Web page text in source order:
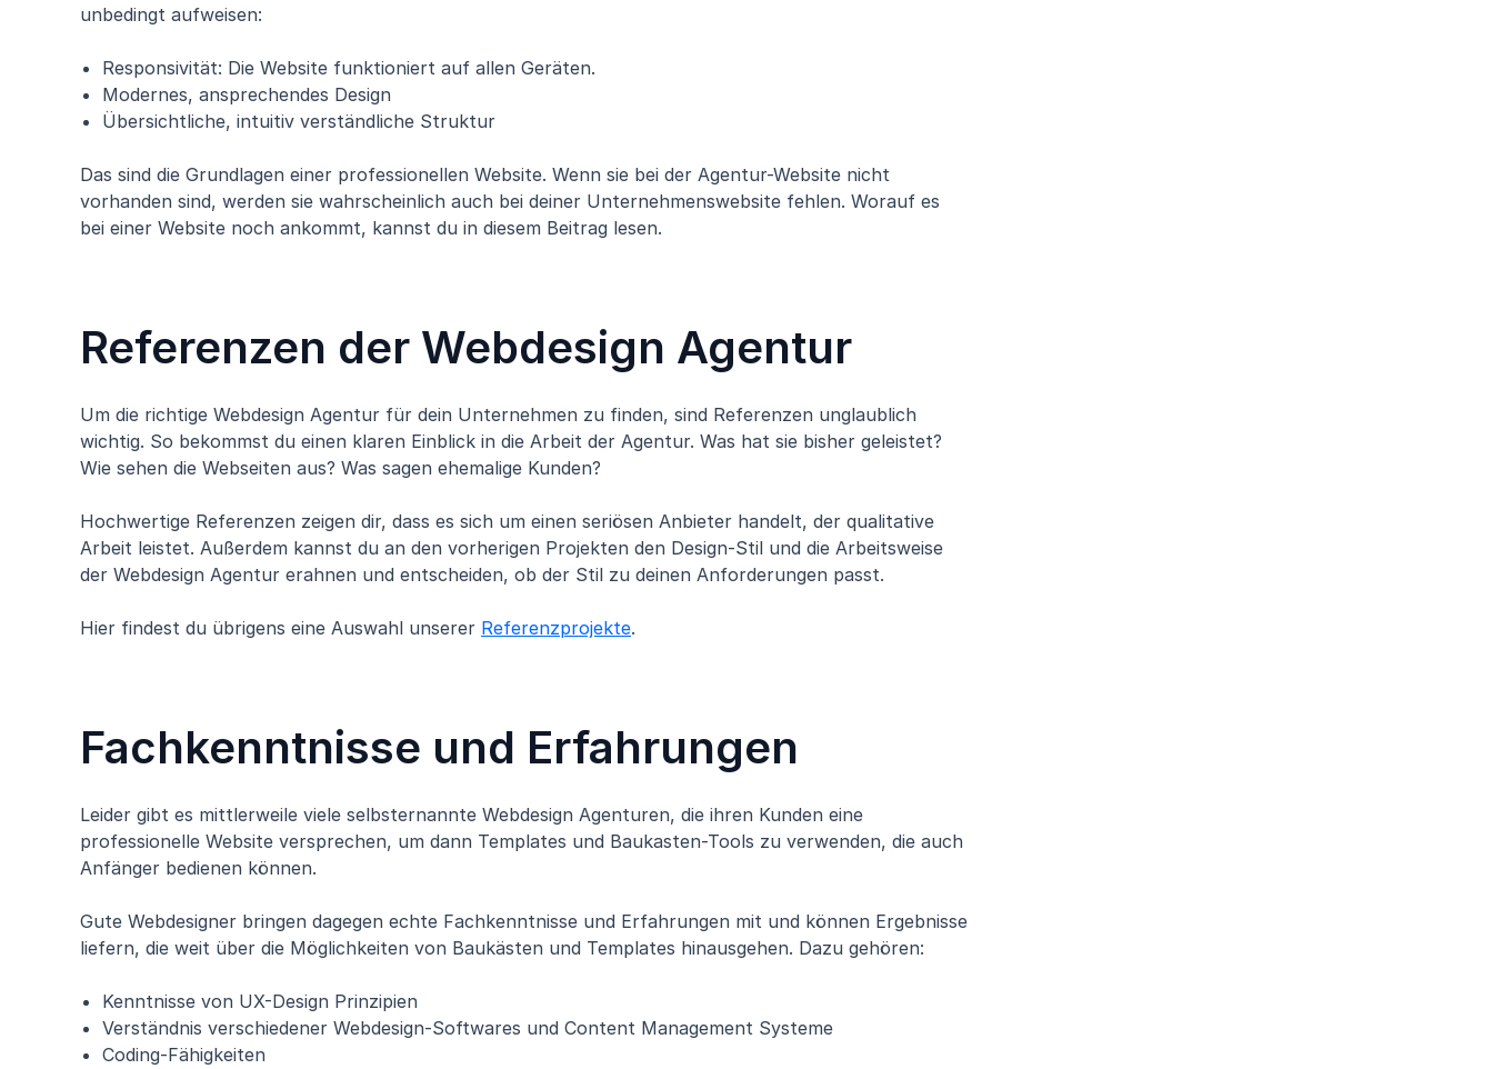
unbedingt aufweisen:
Responsivität: Die Website funktioniert auf allen Geräten.
Modernes, ansprechendes Design
Übersichtliche, intuitiv verständliche Struktur
Das sind die Grundlagen einer professionellen Website. Wenn sie bei der Agentur-Website nicht
vorhanden sind, werden sie wahrscheinlich auch bei deiner Unternehmenswebsite fehlen. Worauf es
bei einer Website noch ankommt, kannst du in diesem Beitrag lesen.
Referenzen der Webdesign Agentur
Um die richtige Webdesign Agentur für dein Unternehmen zu finden, sind Referenzen unglaublich
wichtig. So bekommst du einen klaren Einblick in die Arbeit der Agentur. Was hat sie bisher geleistet?
Wie sehen die Webseiten aus? Was sagen ehemalige Kunden?
Hochwertige Referenzen zeigen dir, dass es sich um einen seriösen Anbieter handelt, der qualitative
Arbeit leistet. Außerdem kannst du an den vorherigen Projekten den Design-Stil und die Arbeitsweise
der Webdesign Agentur erahnen und entscheiden, ob der Stil zu deinen Anforderungen passt.
Hier findest du übrigens eine Auswahl unserer Referenzprojekte.
Fachkenntnisse und Erfahrungen
Leider gibt es mittlerweile viele selbsternannte Webdesign Agenturen, die ihren Kunden eine
professionelle Website versprechen, um dann Templates und Baukasten-Tools zu verwenden, die auch
Anfänger bedienen können.
Gute Webdesigner bringen dagegen echte Fachkenntnisse und Erfahrungen mit und können Ergebnisse
liefern, die weit über die Möglichkeiten von Baukästen und Templates hinausgehen. Dazu gehören:
Kenntnisse von UX-Design Prinzipien
Verständnis verschiedener Webdesign-Softwares und Content Management Systeme
Coding-Fähigkeiten